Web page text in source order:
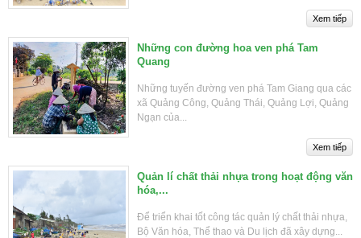
Những con đường hoa ven phá Tam
Quang
Những tuyến đường ven phá Tam Giang qua các
xã Quảng Công, Quảng Thái, Quảng Lợi, Quảng
Ngạn của...
Quản lí chất thải nhựa trong hoạt động văn
hóa,...
Để triển khai tốt công tác quản lý chất thải nhựa,
Bộ Văn hóa, Thể thao và Du lịch đã xây dựng...